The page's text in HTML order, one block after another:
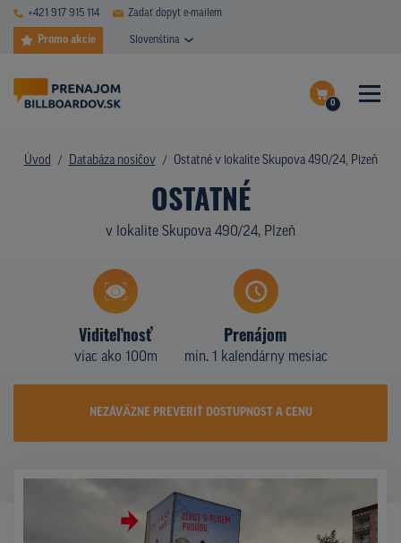
+421 917 915 114 Zadať dopyt e-mailem
Promo akcie Slovenština
0
Dokončiť dopyt
Zobraziť nosiče na mape
DATABÁZA NOSIČOV
PLOCHY V AKCII
TYPY NOSIČOV
Úvod Databáza nosičov Ostatné v lokalite Skupova 490/24, Plzeň
OSTATNÉ
v lokalite Skupova 490/24, Plzeň
Viditeľnosť
viac ako 100m
Prenájom
min. 1 kalendárny mesiac
NEZÁVÄZNE PREVERIŤ DOSTUPNOST A CENU